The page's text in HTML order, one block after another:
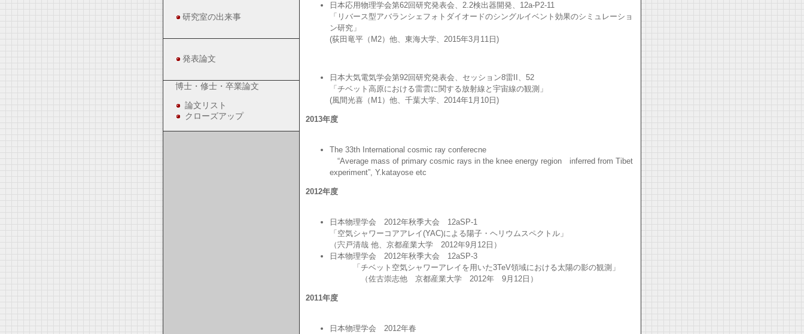
研究室の出来事
発表論文
博士・修士・卒業論文
論文リスト
クローズアップ
日本応用物理学会第62回研究発表会、2.2検出器開発、12a-P2-11
「リバース型アバランシェフォトダイオードのシングルイベント効果のシミュレーショ
ン研究」
(荻田竜平（M2）他、東海大学、2015年3月11日)
日本大気電気学会第92回研究発表会、セッション8雷II、52
「チベット高原における雷雲に関する放射線と宇宙線の観測」
(風間光喜（M1）他、千葉大学、2014年1月10日)
2013年度
The 33th International cosmic ray conferecne
“Average mass of primary cosmic rays in the knee energy region inferred from Tibet
experiment”, Y.katayose etc
2012年度
日本物理学会 2012年秋季大会 12aSP-1
「空気シャワーコアアレイ(YAC)による陽子・ヘリウムスペクトル」
（宍戸清哉 他、京都産業大学 2012年9月12日）
日本物理学会 2012年秋季大会 12aSP-3
「チベット空気シャワーアレイを用いた3TeV領域における太陽の影の観測」
（佐古崇志他 京都産業大学 2012年 9月12日）
2011年度
日本物理学会 2012年春